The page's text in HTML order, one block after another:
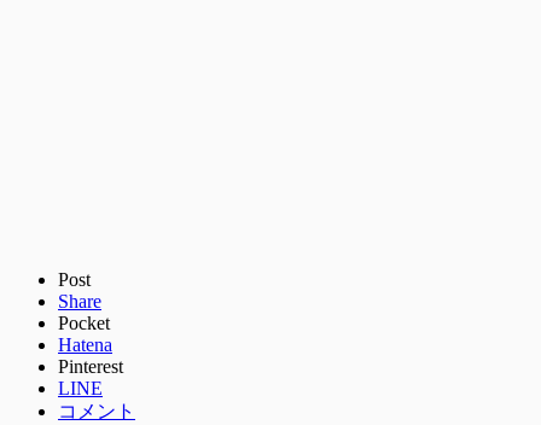
Post
Share
Pocket
Hatena
Pinterest
LINE
コメント